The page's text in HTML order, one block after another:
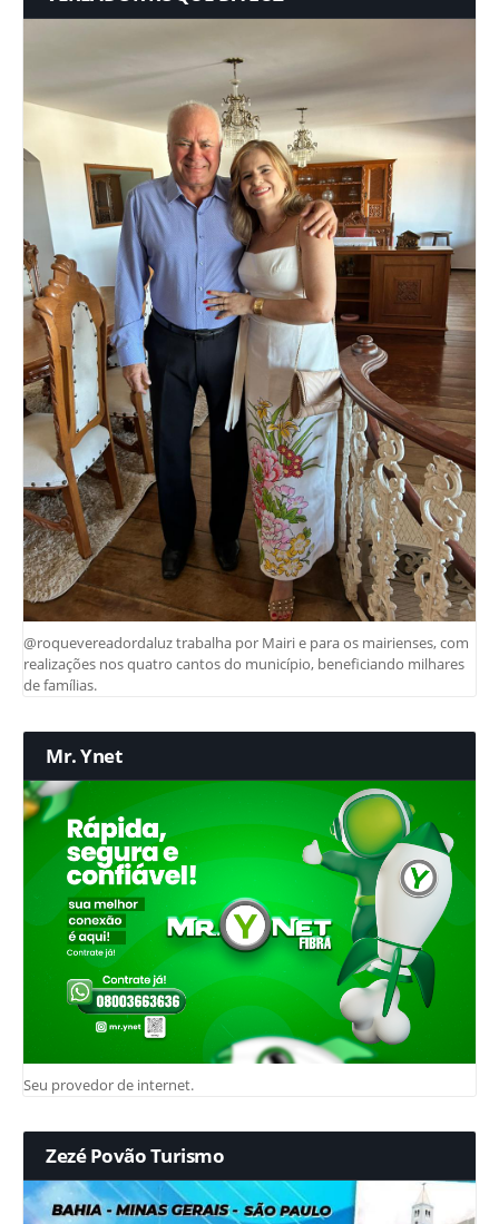
@roquevereadordaluz trabalha por Mairi e para os mairienses, com
realizações nos quatro cantos do município, beneficiando milhares
de famílias.
Mr. Ynet
Seu provedor de internet.
Zezé Povão Turismo